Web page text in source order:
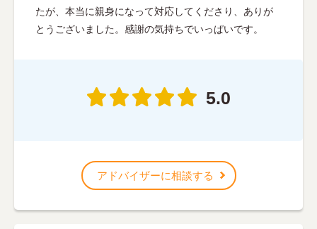
たが、本当に親身になって対応してくださり、ありが
とうございました。感謝の気持ちでいっぱいです。
5.0
アドバイザーに相談する